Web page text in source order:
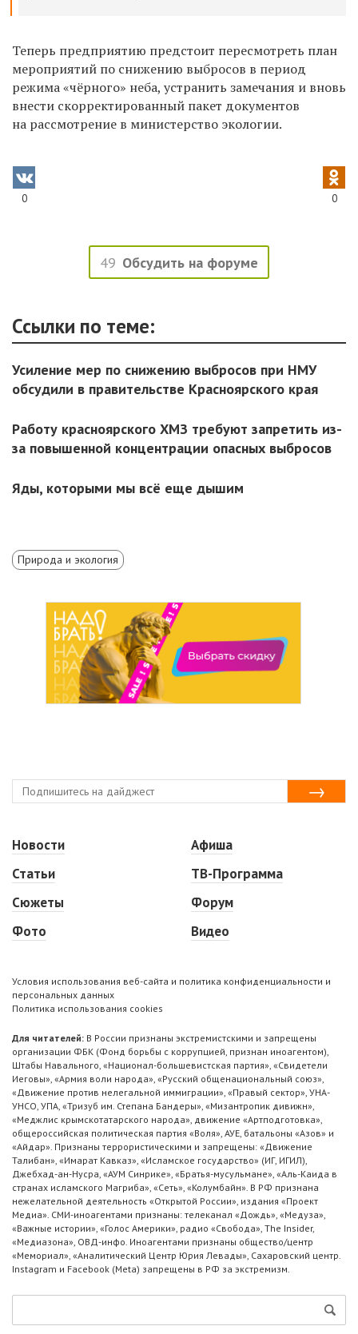
Теперь предприятию предстоит пересмотреть план
мероприятий по снижению выбросов в период
режима «чёрного» неба, устранить замечания и вновь
внести скорректированный пакет документов
на рассмотрение в министерство экологии.
0 0
49 Обсудить на форуме
Ссылки по теме:
Усиление мер по снижению выбросов при НМУ
обсудили в правительстве Красноярского края
Работу красноярского ХМЗ требуют запретить из-
за повышенной концентрации опасных выбросов
Яды, которыми мы всё еще дышим
Природа и экология
Новости
Статьи
Сюжеты
Фото
Афиша
ТВ-Программа
Форум
Видео
Условия использования веб-сайта и политика конфиденциальности и
персональных данных
Политика использования cookies
Для читателей: В России признаны экстремистскими и запрещены
организации ФБК (Фонд борьбы с коррупцией, признан иноагентом),
Штабы Навального, «Национал-большевистская партия», «Свидетели
Иеговы», «Армия воли народа», «Русский общенациональный союз»,
«Движение против нелегальной иммиграции», «Правый сектор», УНА-
УНСО, УПА, «Тризуб им. Степана Бандеры», «Мизантропик дивижн»,
«Меджлис крымскотатарского народа», движение «Артподготовка»,
общероссийская политическая партия «Воля», АУЕ, батальоны «Азов» и
«Айдар». Признаны террористическими и запрещены: «Движение
Талибан», «Имарат Кавказ», «Исламское государство» (ИГ, ИГИЛ),
Джебхад-ан-Нусра, «АУМ Синрике», «Братья-мусульмане», «Аль-Каида в
странах исламского Магриба», «Сеть», «Колумбайн». В РФ признана
нежелательной деятельность «Открытой России», издания «Проект
Медиа». СМИ-иноагентами признаны: телеканал «Дождь», «Медуза»,
«Важные истории», «Голос Америки», радио «Свобода», The Insider,
«Медиазона», ОВД-инфо. Иноагентами признаны общество/центр
«Мемориал», «Аналитический Центр Юрия Левады», Сахаровский центр.
Instagram и Facebook (Metа) запрещены в РФ за экстремизм.